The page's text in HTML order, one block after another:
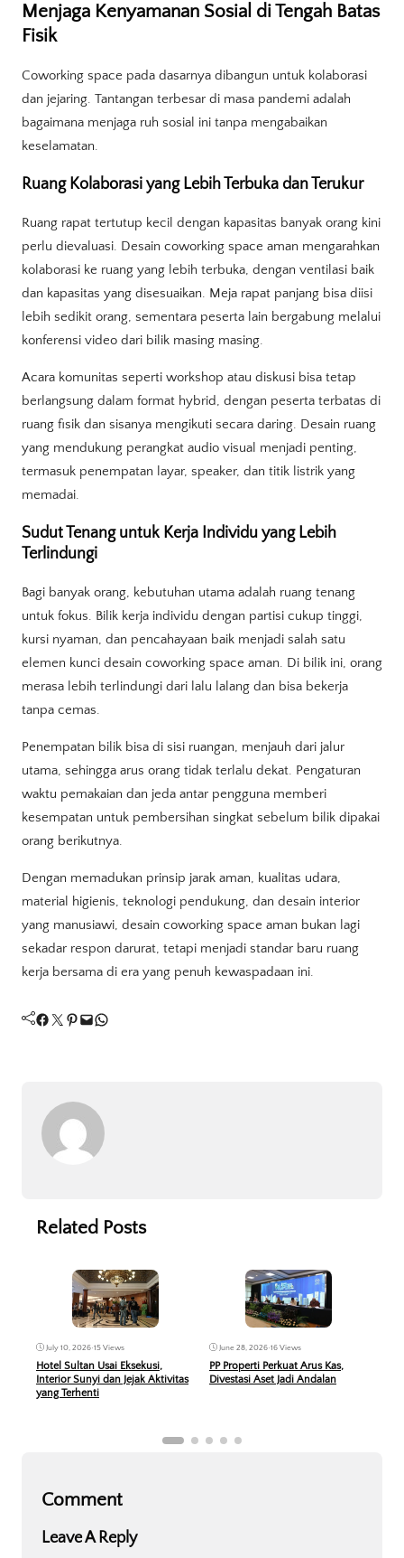
Menjaga Kenyamanan Sosial di Tengah Batas
Fisik
Coworking space pada dasarnya dibangun untuk kolaborasi
dan jejaring. Tantangan terbesar di masa pandemi adalah
bagaimana menjaga ruh sosial ini tanpa mengabaikan
keselamatan.
Ruang Kolaborasi yang Lebih Terbuka dan Terukur
Ruang rapat tertutup kecil dengan kapasitas banyak orang kini
perlu dievaluasi. Desain coworking space aman mengarahkan
kolaborasi ke ruang yang lebih terbuka, dengan ventilasi baik
dan kapasitas yang disesuaikan. Meja rapat panjang bisa diisi
lebih sedikit orang, sementara peserta lain bergabung melalui
konferensi video dari bilik masing masing.
Acara komunitas seperti workshop atau diskusi bisa tetap
berlangsung dalam format hybrid, dengan peserta terbatas di
ruang fisik dan sisanya mengikuti secara daring. Desain ruang
yang mendukung perangkat audio visual menjadi penting,
termasuk penempatan layar, speaker, dan titik listrik yang
memadai.
Sudut Tenang untuk Kerja Individu yang Lebih
Terlindungi
Bagi banyak orang, kebutuhan utama adalah ruang tenang
untuk fokus. Bilik kerja individu dengan partisi cukup tinggi,
kursi nyaman, dan pencahayaan baik menjadi salah satu
elemen kunci desain coworking space aman. Di bilik ini, orang
merasa lebih terlindungi dari lalu lalang dan bisa bekerja
tanpa cemas.
Penempatan bilik bisa di sisi ruangan, menjauh dari jalur
utama, sehingga arus orang tidak terlalu dekat. Pengaturan
waktu pemakaian dan jeda antar pengguna memberi
kesempatan untuk pembersihan singkat sebelum bilik dipakai
orang berikutnya.
Dengan memadukan prinsip jarak aman, kualitas udara,
material higienis, teknologi pendukung, dan desain interior
yang manusiawi, desain coworking space aman bukan lagi
sekadar respon darurat, tetapi menjadi standar baru ruang
kerja bersama di era yang penuh kewaspadaan ini.
Facebook Twitter Pinterest Mail WhatsApp
Related Posts
July 10, 2026•15 Views
Hotel Sultan Usai Eksekusi,
Interior Sunyi dan Jejak Aktivitas
yang Terhenti
June 28, 2026•16 Views
PP Properti Perkuat Arus Kas,
Divestasi Aset Jadi Andalan
Comment
Leave A Reply